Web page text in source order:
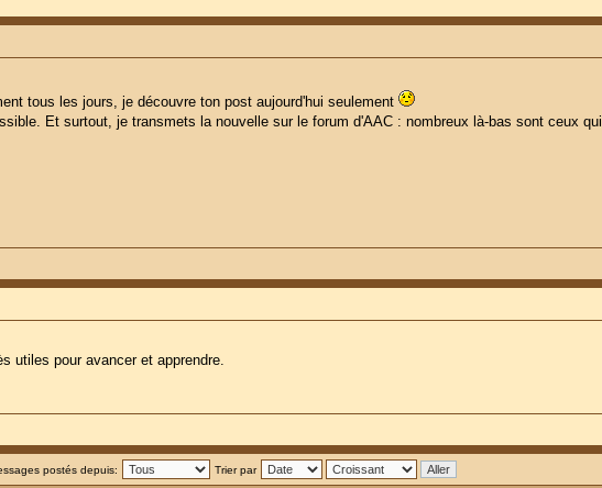
tous les jours, je découvre ton post aujourd'hui seulement
Et surtout, je transmets la nouvelle sur le forum d'AAC : nombreux là-bas sont ceux
utiles pour avancer et apprendre.
postés depuis: Trier par